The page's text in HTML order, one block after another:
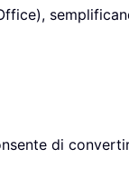
di